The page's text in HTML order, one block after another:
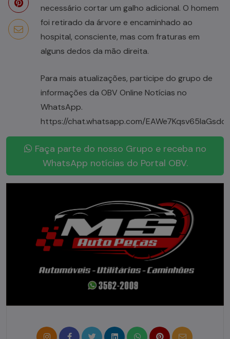
necessário cortar um galho adicional. O homem
foi retirado da árvore e encaminhado ao
hospital, consciente, mas com fraturas em
alguns dedos da mão direita.
Para mais atualizações, participe do grupo de
informações da OBV Online Notícias no
WhatsApp.
https://chat.whatsapp.com/
Faça parte do nosso Grupo e receba no
WhatsApp notícias do Portal OBV.